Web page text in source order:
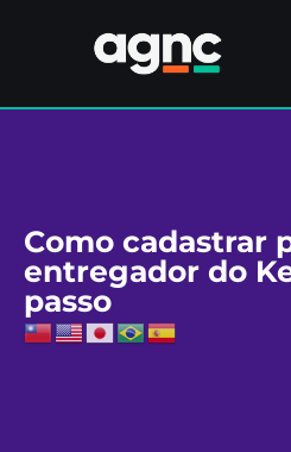
Como cadastrar
entregador do
passo